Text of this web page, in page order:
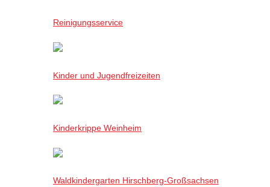
Reinigungsservice
Kinder und Jugendfreizeiten
Kinderkrippe Weinheim
Waldkindergarten Hirschberg-Großsachsen